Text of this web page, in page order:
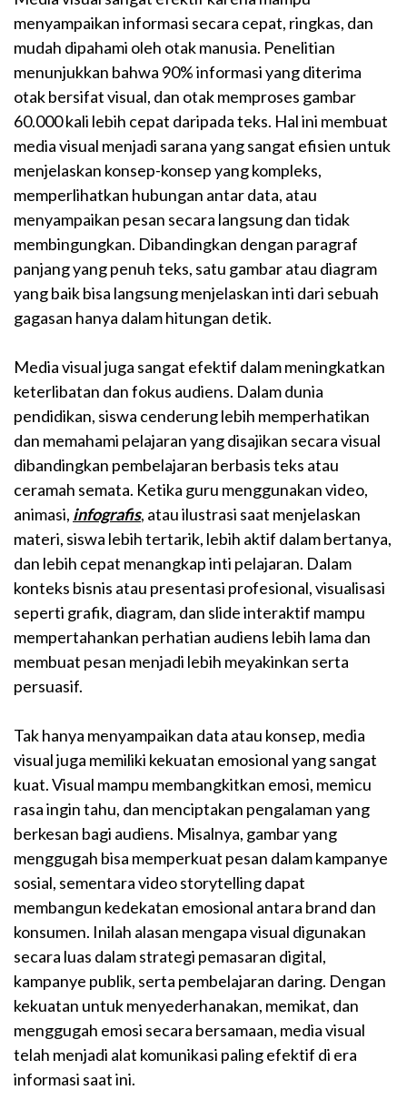
menyampaikan informasi secara cepat, ringkas, dan
mudah dipahami oleh otak manusia. Penelitian
menunjukkan bahwa 90% informasi yang diterima
otak bersifat visual, dan otak memproses gambar
60.000 kali lebih cepat daripada teks. Hal ini membuat
media visual menjadi sarana yang sangat efisien untuk
menjelaskan konsep-konsep yang kompleks,
memperlihatkan hubungan antar data, atau
menyampaikan pesan secara langsung dan tidak
membingungkan. Dibandingkan dengan paragraf
panjang yang penuh teks, satu gambar atau diagram
yang baik bisa langsung menjelaskan inti dari sebuah
gagasan hanya dalam hitungan detik.
Media visual juga sangat efektif dalam meningkatkan
keterlibatan dan fokus audiens. Dalam dunia
pendidikan, siswa cenderung lebih memperhatikan
dan memahami pelajaran yang disajikan secara visual
dibandingkan pembelajaran berbasis teks atau
ceramah semata. Ketika guru menggunakan video,
animasi, infografis, atau ilustrasi saat menjelaskan
materi, siswa lebih tertarik, lebih aktif dalam bertanya,
dan lebih cepat menangkap inti pelajaran. Dalam
konteks bisnis atau presentasi profesional, visualisasi
seperti grafik, diagram, dan slide interaktif mampu
mempertahankan perhatian audiens lebih lama dan
membuat pesan menjadi lebih meyakinkan serta
persuasif.
Tak hanya menyampaikan data atau konsep, media
visual juga memiliki kekuatan emosional yang sangat
kuat. Visual mampu membangkitkan emosi, memicu
rasa ingin tahu, dan menciptakan pengalaman yang
berkesan bagi audiens. Misalnya, gambar yang
menggugah bisa memperkuat pesan dalam kampanye
sosial, sementara video storytelling dapat
membangun kedekatan emosional antara brand dan
konsumen. Inilah alasan mengapa visual digunakan
secara luas dalam strategi pemasaran digital,
kampanye publik, serta pembelajaran daring. Dengan
kekuatan untuk menyederhanakan, memikat, dan
menggugah emosi secara bersamaan, media visual
telah menjadi alat komunikasi paling efektif di era
informasi saat ini.